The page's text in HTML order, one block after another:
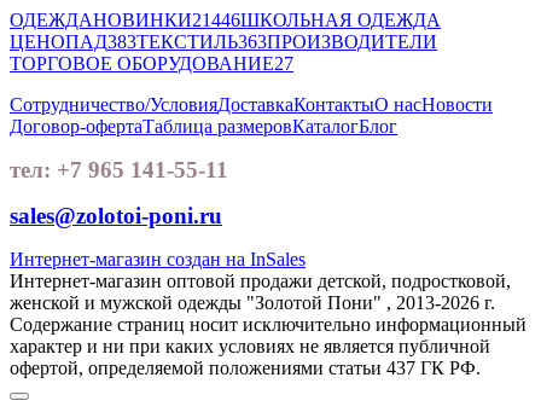
ОДЕЖДАНОВИНКИ21446ШКОЛЬНАЯ ОДЕЖДА
ЦЕНОПАД383ТЕКСТИЛЬ363ПРОИЗВОДИТЕЛИ
ТОРГОВОЕ ОБОРУДОВАНИЕ27
Сотрудничество/УсловияДоставкаКонтактыО насНовости
Договор-офертаТаблица размеровКаталогБлог
тел: +7 965 141-55-11
sales@zolotoi-poni.ru
Интернет-магазин создан на InSales
Интернет-магазин оптовой продажи детской, подростковой,
женской и мужской одежды "Золотой Пони" , 2013-2026 г.
Содержание страниц носит исключительно информационный
характер и ни при каких условиях не является публичной
офертой, определяемой положениями статьи 437 ГК РФ.